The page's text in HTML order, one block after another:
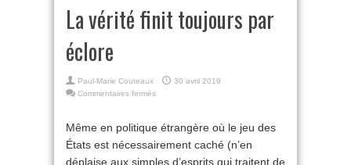
La vérité finit toujours par
éclore
Paul-Marie Couteaux
30 avril 2019
Commentaires fermés
finit
toujours
Même en politique étrangère où le jeu des
États est nécessairement caché (n’en
déplaise aux simples d’esprits qui traitent de